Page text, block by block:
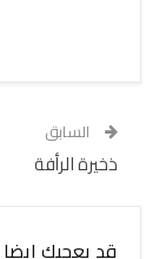
السابق
ذخيرة الرأفة
قد يعجبك ايضا